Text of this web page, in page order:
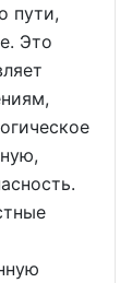
пути,
Это